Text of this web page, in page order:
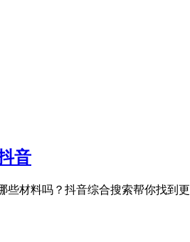
音
些材料吗？抖音综合搜索帮你找